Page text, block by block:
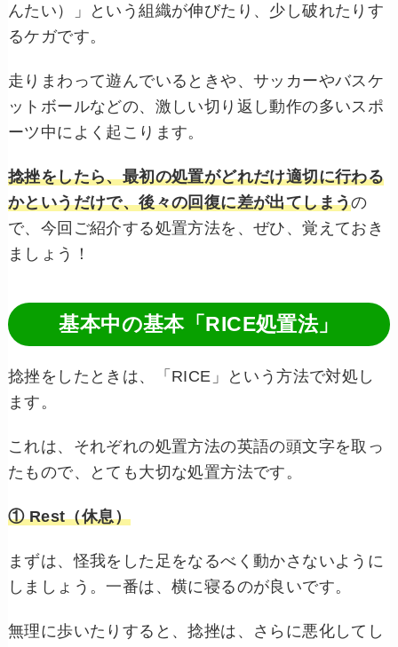
んたい）」という組織が伸びたり、少し破れたりす
るケガです。
走りまわって遊んでいるときや、サッカーやバスケ
ットボールなどの、激しい切り返し動作の多いスポ
ーツ中によく起こります。
捻挫をしたら、最初の処置がどれだけ適切に行わる
かというだけで、後々の回復に差が出てしまうの
で、今回ご紹介する処置方法を、ぜひ、覚えておき
ましょう！
基本中の基本「RICE処置法」
捻挫をしたときは、「 RICE 」という方法で対処し
ます。
これは、それぞれの処置方法の英語の頭文字を取っ
たもので、とても大切な処置方法です。
① Rest（休息）
まずは、怪我をした足をなるべく動かさないように
しましょう。一番は、横に寝るのが良いです。
無理に歩いたりすると、捻挫は、さらに悪化してし